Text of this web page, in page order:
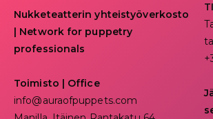
Nukketeatterin yhteistyöverkosto
| Network for puppetry
professionals
Toimisto | Office
info@auraofpuppets.com